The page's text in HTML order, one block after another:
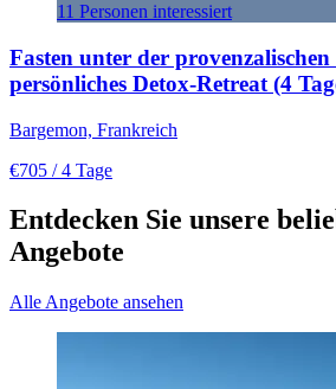
11 Personen interessiert
Fasten unter der provenzalischen
persönliches Detox-Retreat (4
Bargemon, Frankreich
€705 / 4 Tage
Entdecken Sie unsere
Angebote
Alle Angebote ansehen